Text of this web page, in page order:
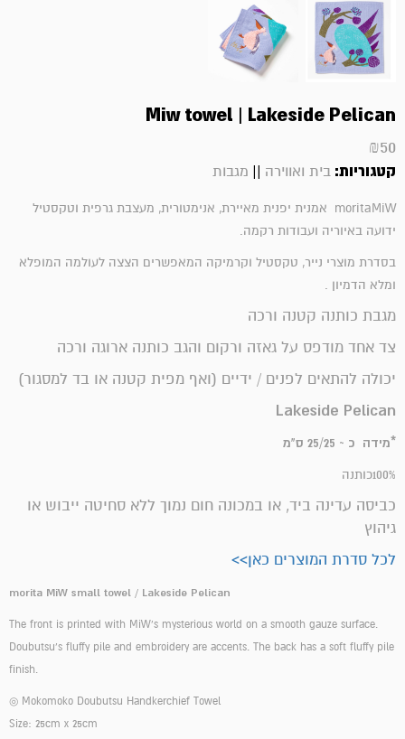
Miw towel | Lakeside Pelican
₪50
קטגוריות: בית ואווירה || מגבות
moritaMiW אמנית יפנית מאיירת, אנימטורית, מעצבת גרפית וטקסטיל
ידועה באיוריה ועבודות רקמה.
בסדרת מוצרי נייר, טקסטיל וקרמיקה המאפשרים הצצה לעולמה המופלא
ומלא הדמיון .
מגבת כותנה קטנה ורכה
צד אחד מודפס על גאזה ורקום והגב כותנה ארוגה ורכה
יכולה להתאים לפנים / ידיים (ואף מפית קטנה או בד למסגור)
Lakeside Pelican
*מידה כ ~ 25/25 ס"מ
100%כותנה
כביסה עדינה ביד, או במכונה חום נמוך ללא סחיטה ייבוש או
גיהוץ
לכל סדרת המוצרים כאן>>
morita MiW small towel / Lakeside Pelican
The front is printed with MiW's mysterious world on a smooth gauze surface.
Doubutsu's fluffy pile and embroidery are accents. The back has a soft fluffy pile
finish.
◎ Mokomoko Doubutsu Handkerchief Towel
Size: 25cm x 25cm